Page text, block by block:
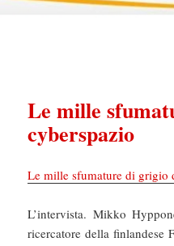
Le mille
cyberspazio
Le mille sfumature di grigio
L’intervista. Mikko
ricercatore della finlandese